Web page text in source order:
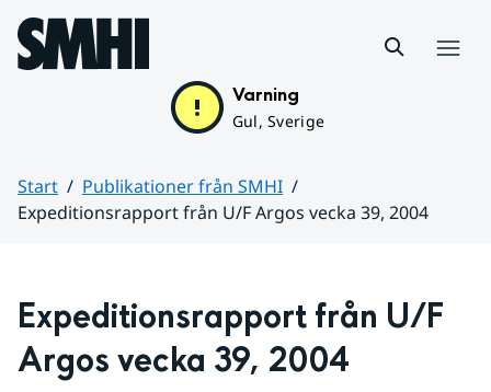
Hoppa till sidans innehåll
Varning
Gul, Sverige
Start
Publikationer från SMHI
Expeditionsrapport från U/F Argos vecka 39, 2004
Expeditionsrapport från U/F
Argos vecka 39, 2004